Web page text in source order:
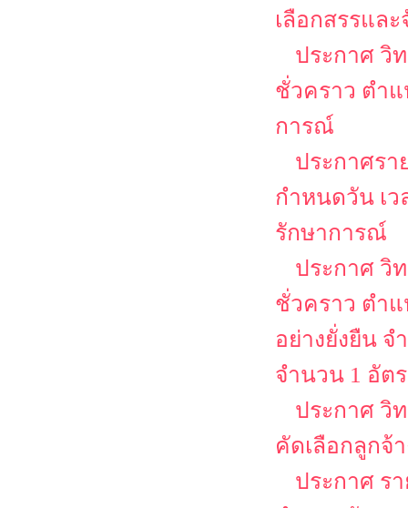
เลือกสรรแล
ประกาศ วิ
ชั่วคราว ตำ
การณ์
ประกาศรา
กำหนดวัน เว
รักษาการณ์
ประกาศ วิ
ชั่วคราว ตำแ
อย่างยั่งยืน
จำนวน 1 อัต
ประกาศ วิ
คัดเลือกลูกจ้
ประกาศ ร